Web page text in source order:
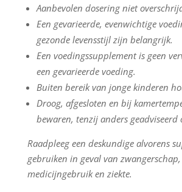
Aanbevolen dosering niet
Een gevarieerde, evenwichtige
gezonde levensstijl zijn belangrijk.
Een voedingssupplement is geen
een gevarieerde voeding.
Buiten bereik van jonge kinderen
Droog, afgesloten en bij
bewaren, tenzij anders geadviseerd
Raadpleeg een deskundige alvorens
gebruiken in geval van
medicijngebruik en ziekte.